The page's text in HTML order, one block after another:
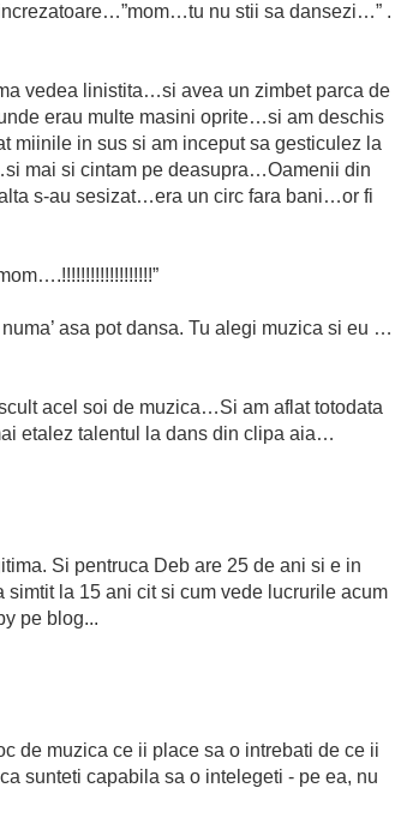
nu stii sa dansezi…” .
vedea linistita…si avea un zimbet parca de
erau multe masini oprite…si am deschis
miinile in sus si am inceput sa gesticulez la
mai si cintam pe deasupra…Oamenii din
s-au sesizat…era un circ fara bani…or fi
asa pot dansa. Tu alegi muzica si eu …
acel soi de muzica…Si am aflat totodata
etalez talentul la dans din clipa aia…
Si pentruca Deb are 25 de ani si e in
la 15 ani cit si cum vede lucrurile acum
pe blog...
de muzica ce ii place sa o intrebati de ce ii
sunteti capabila sa o intelegeti - pe ea, nu